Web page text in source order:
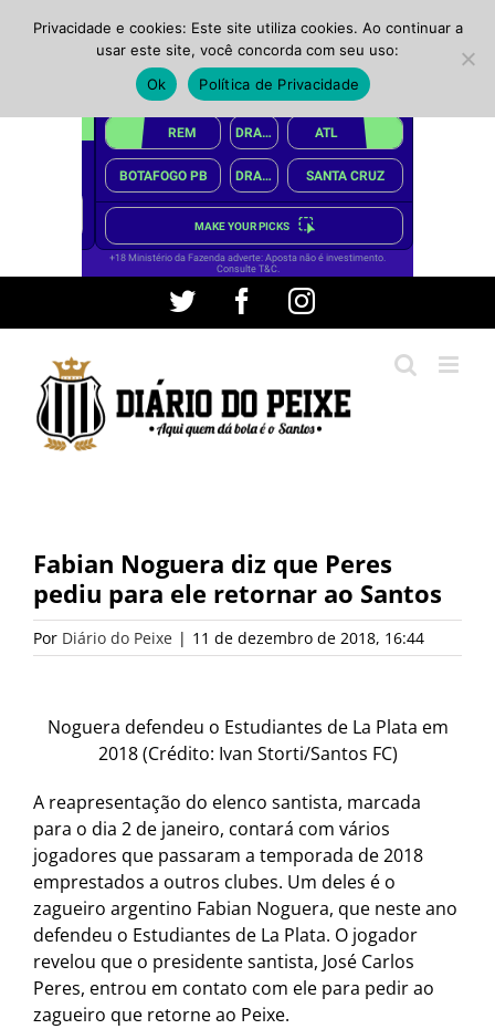
conteúdo
Twitter FacebookInstagram
Fabian Noguera diz que Peres
pediu para ele retornar ao Santos
Por Diário do Peixe | 11 de dezembro de 2018, 16:44
Noguera defendeu o Estudiantes de La Plata em
2018 (Crédito: Ivan Storti/Santos FC)
A reapresentação do elenco santista, marcada
para o dia 2 de janeiro, contará com vários
jogadores que passaram a temporada de 2018
emprestados a outros clubes. Um deles é o
zagueiro argentino Fabian Noguera, que neste ano
defendeu o Estudiantes de La Plata. O jogador
revelou que o presidente santista, José Carlos
Peres, entrou em contato com ele para pedir ao
zagueiro que retorne ao Peixe.
Privacidade e cookies: Este site utiliza cookies. Ao continuar a
usar este site, você concorda com seu uso:
Ok
Política de Privacidade